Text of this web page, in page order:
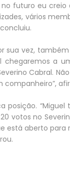
futuro eu
vários
sua vez,
chegaremos a
Cabral.
companheiro”,
posição.
votos no
está aberto